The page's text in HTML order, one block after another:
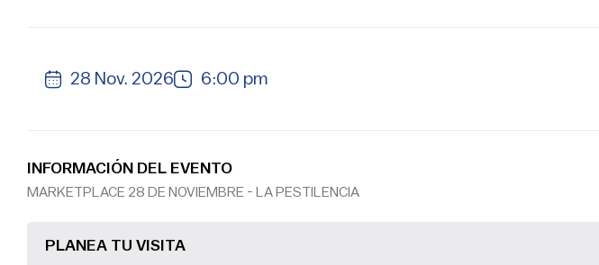
28 Nov. 2026 6:00 pm
INFORMACIÓN DEL EVENTO
MARKETPLACE 28 DE NOVIEMBRE - LA PESTILENCIA
PLANEA TU VISITA